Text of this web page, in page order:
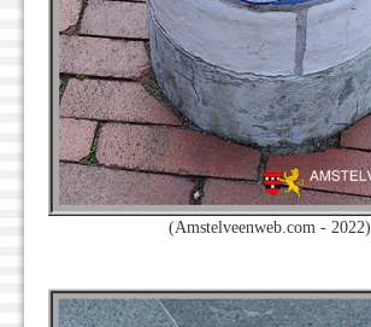
(Amstelveenweb.com - 2022)